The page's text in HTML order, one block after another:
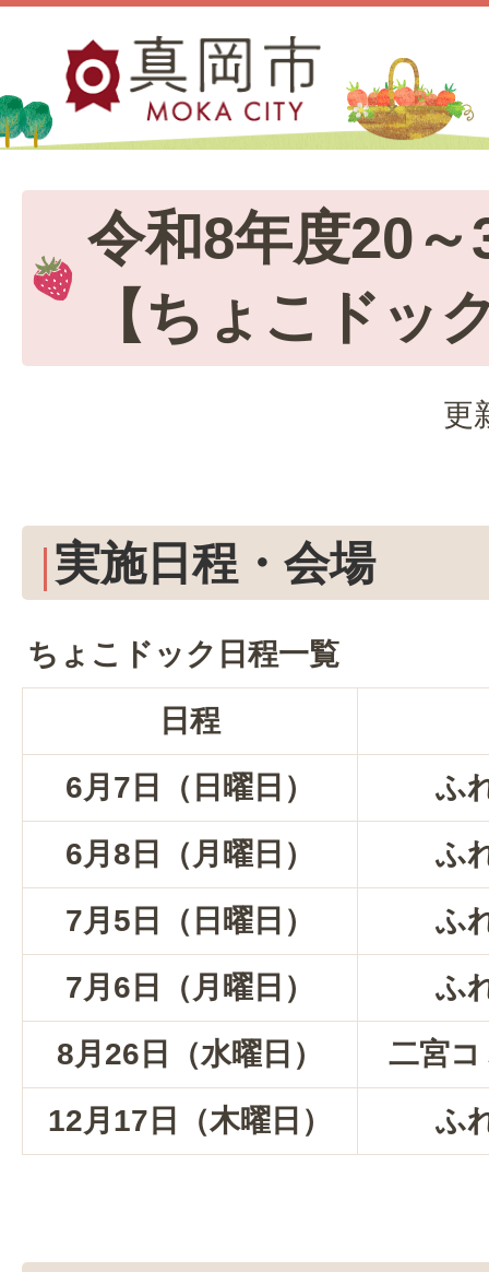
令和8年度20
【ちょこドッ
更
実施日程・会場
ちょこドック日程一覧
日程
6月7日（日曜日）
ふ
6月8日（月曜日）
ふ
7月5日（日曜日）
ふ
7月6日（月曜日）
ふ
8月26日（水曜日）
二宮
12月17日（木曜日）
ふ